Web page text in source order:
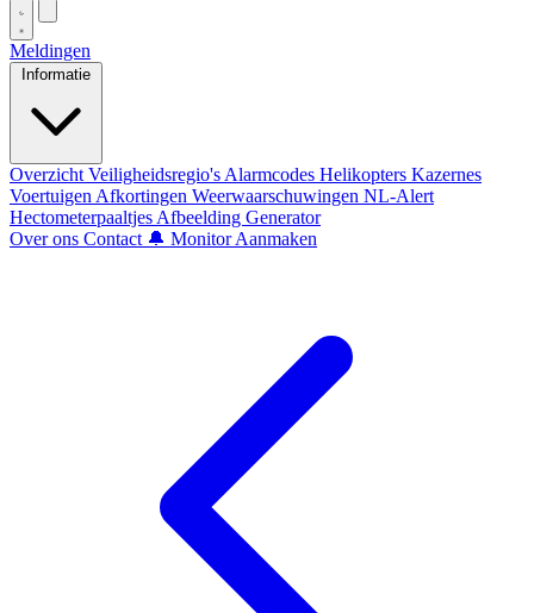
Meldingen
Informatie
Overzicht Veiligheidsregio's Alarmcodes Helikopters Kazernes
Voertuigen Afkortingen Weerwaarschuwingen NL-Alert
Hectometerpaaltjes Afbeelding Generator
Over ons Contact 🔔 Monitor Aanmaken